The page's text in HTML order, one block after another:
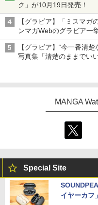
ク」が10月19日発売！
【グラビア】「ミスマガ
ンマガWebのグラビア一
【グラビア】“今一番清
写真集「清楚のままでい
MANGA
Special Site
イヤーカフ